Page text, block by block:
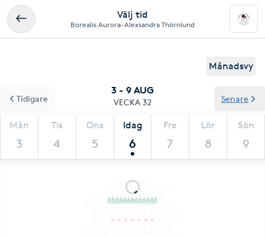
Välj tid
Borealis Aurora-Alexsandra Thörnlund
Månadsvy
3 - 9 AUG
VECKA 32
Mån
3
Tis
4
Ons
5
Idag
6
Fre
7
Lör
8
Sön
9
Tidigare Senare